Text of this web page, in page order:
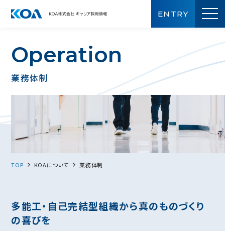
ENTRY
Operation
業務体制
TOP KOAについて 業務体制
多能⼯・⾃⼰完結型組織から真のものづくり
の喜びを